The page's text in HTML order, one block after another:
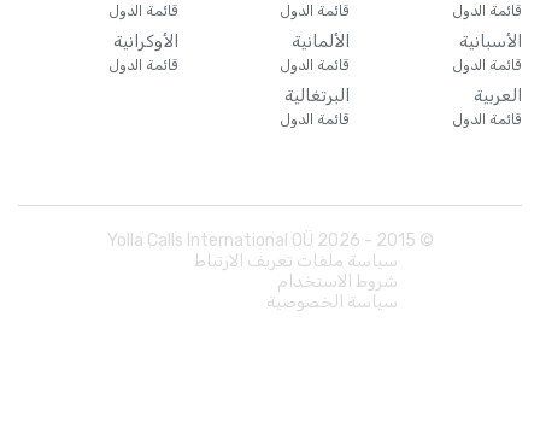
قائمة الدول قائمة الدول قائمة الدول
الأسبانية
قائمة الدول
الألمانية
قائمة الدول
الأوكرانية
قائمة الدول
العربية
قائمة الدول
البرتغالية
قائمة الدول
© 2015 -
2026
سياسة ملفات تعريف الارتباط
شروط الاستخدام
سياسة الخصوصية